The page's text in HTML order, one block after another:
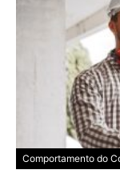
Comportamento do